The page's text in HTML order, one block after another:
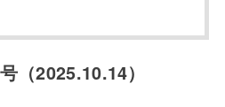
（2025.10.14）